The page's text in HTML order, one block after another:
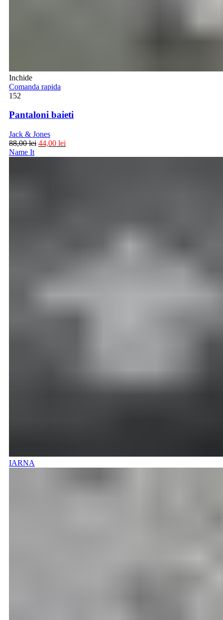
Inchide
Comanda rapida
152
Pantaloni baieti
Jack & Jones
88,00lei 44,00 lei
Name It
IARNA